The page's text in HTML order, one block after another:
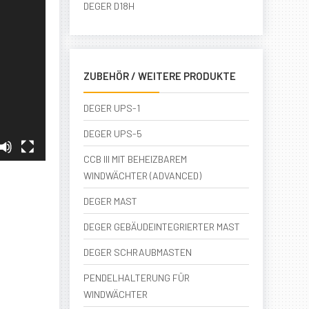
DEGER D18H
ZUBEHÖR / WEITERE PRODUKTE
DEGER UPS-1
DEGER UPS-5
CCB III MIT BEHEIZBAREM
WINDWÄCHTER (ADVANCED)
DEGER MAST
DEGER GEBÄUDEINTEGRIERTER MAST
DEGER SCHRAUBMASTEN
PENDELHALTERUNG FÜR
WINDWÄCHTER